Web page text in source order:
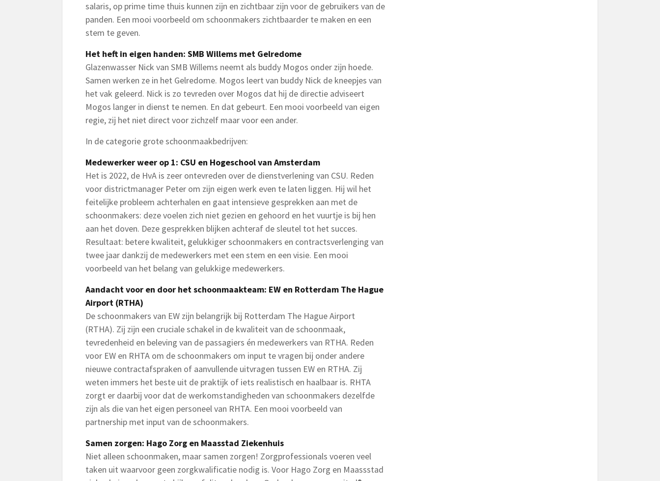
salaris, op prime time thuis kunnen zijn en zichtbaar zijn voor de gebruikers van de
panden. Een mooi voorbeeld om schoonmakers zichtbaarder te maken en een
stem te geven.
Het heft in eigen handen: SMB Willems met Gelredome
Glazenwasser Nick van SMB Willems neemt als buddy Mogos onder zijn hoede.
Samen werken ze in het Gelredome. Mogos leert van buddy Nick de kneepjes van
het vak geleerd. Nick is zo tevreden over Mogos dat hij de directie adviseert
Mogos langer in dienst te nemen. En dat gebeurt. Een mooi voorbeeld van eigen
regie, zij het niet direct voor zichzelf maar voor een ander.
In de categorie grote schoonmaakbedrijven:
Medewerker weer op 1: CSU en Hogeschool van Amsterdam
Het is 2022, de HvA is zeer ontevreden over de dienstverlening van CSU. Reden
voor districtmanager Peter om zijn eigen werk even te laten liggen. Hij wil het
feitelijke probleem achterhalen en gaat intensieve gesprekken aan met de
schoonmakers: deze voelen zich niet gezien en gehoord en het vuurtje is bij hen
aan het doven. Deze gesprekken blijken achteraf de sleutel tot het succes.
Resultaat: betere kwaliteit, gelukkiger schoonmakers en contractsverlenging van
twee jaar dankzij de medewerkers met een stem en een visie. Een mooi
voorbeeld van het belang van gelukkige medewerkers.
Aandacht voor en door het schoonmaakteam: EW en Rotterdam The Hague
Airport (RTHA)
De schoonmakers van EW zijn belangrijk bij Rotterdam The Hague Airport
(RTHA). Zij zijn een cruciale schakel in de kwaliteit van de schoonmaak,
tevredenheid en beleving van de passagiers én medewerkers van RTHA. Reden
voor EW en RHTA om de schoonmakers om input te vragen bij onder andere
nieuwe contractafspraken of aanvullende uitvragen tussen EW en RTHA. Zij
weten immers het beste uit de praktijk of iets realistisch en haalbaar is. RHTA
zorgt er daarbij voor dat de werkomstandigheden van schoonmakers dezelfde
zijn als die van het eigen personeel van RHTA. Een mooi voorbeeld van
partnership met input van de schoonmakers.
Samen zorgen: Hago Zorg en Maasstad Ziekenhuis
Niet alleen schoonmaken, maar samen zorgen! Zorgprofessionals voeren veel
taken uit waarvoor geen zorgkwalificatie nodig is. Voor Hago Zorg en Maassstad